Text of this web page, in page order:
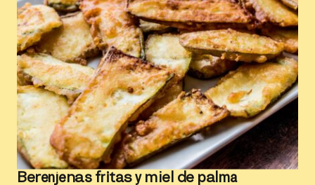
Berenjenas fritas y miel de palma